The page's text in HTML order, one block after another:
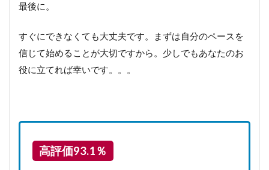
最後に。
すぐにできなくても大丈夫です。まずは自分のペースを
信じて始めることが大切ですから。少しでもあなたのお
役に立てれば幸いです。。。
高評価93.1％